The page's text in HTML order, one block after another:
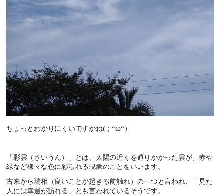
ちょっとわかりにくいですかね(；^ω^）
「彩雲（さいうん）」とは、太陽の近くを通りかかった雲が、赤や
緑など様々な色に彩られる現象のことをいいます。
古来から瑞相（良いことが起きる前触れ）の一つと言われ、「見た
人には幸運が訪れる」とも言われているそうです。